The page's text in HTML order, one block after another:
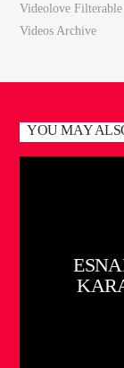
Videolove Filterable
Videos Archive
YOU MAY